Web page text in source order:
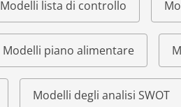
Modelli lista di controllo
Modelli piano alimentare
Modelli degli analisi SWOT